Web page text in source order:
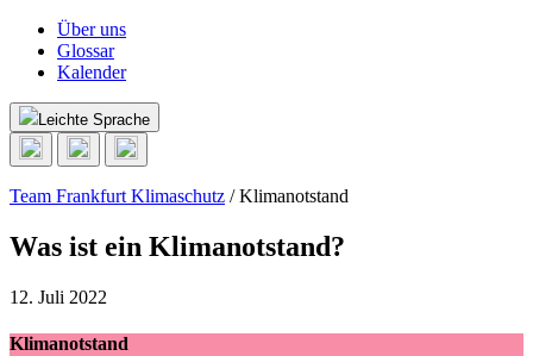
Über uns
Glossar
Kalender
Leichte Sprache
Team Frankfurt Klimaschutz /Klimanotstand
Was ist ein Klimanotstand?
12. Juli 2022
Klimanotstand